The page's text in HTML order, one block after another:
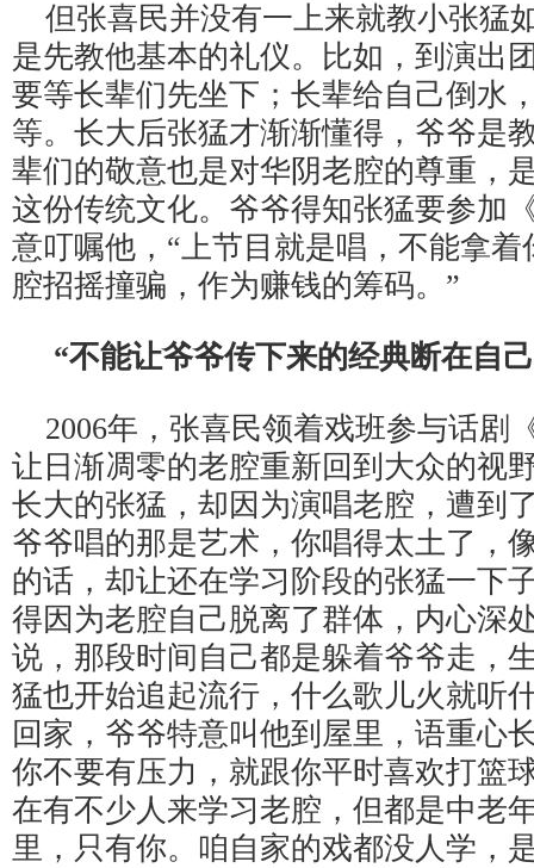
但张喜民并没有一上来就教小张猛
是先教他基本的礼仪。比如，到演出
要等长辈们先坐下；长辈给自己倒水
等。长大后张猛才渐渐懂得，爷爷是
辈们的敬意也是对华阴老腔的尊重，
这份传统文化。爷爷得知张猛要参加
意叮嘱他， “上节目就是唱，不能拿
腔招摇撞骗，作为赚钱的筹码。”
“不能让爷爷传下来的经典断在自
2006年，张喜民领着戏班参与话剧
让日渐凋零的老腔重新回到大众的视
长大的张猛，却因为演唱老腔，遭到
爷爷唱的那是艺术，你唱得太土了，
的话，却让还在学习阶段的张猛一下
得因为老腔自己脱离了群体，内心深
说，那段时间自己都是躲着爷爷走，
猛也开始追起流行，什么歌儿火就听
回家，爷爷特意叫他到屋里，语重心
你不要有压力，就跟你平时喜欢打篮
在有不少人来学习老腔，但都是中老
里，只有你。咱自家的戏都没人学，